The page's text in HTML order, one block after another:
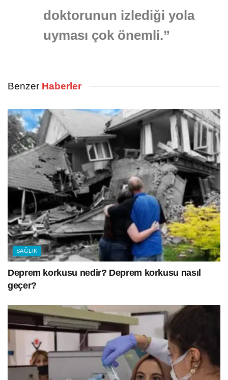
doktorunun izlediği yola
uyması çok önemli.”
Benzer Haberler
SAĞLIK
Deprem korkusu nedir? Deprem korkusu nasıl
geçer?